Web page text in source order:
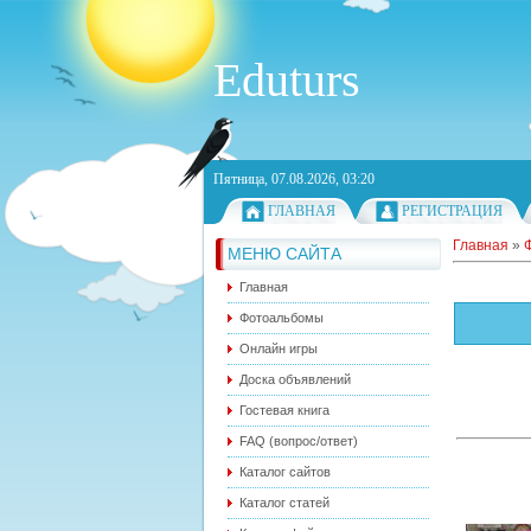
Eduturs
Пятница, 07.08.2026, 03:20
ГЛАВНАЯ
РЕГИСТРАЦИЯ
МЕНЮ САЙТА
Главная
Фотоальбомы
Онлайн игры
Доска объявлений
Гостевая книга
FAQ (вопрос/ответ)
Каталог сайтов
Каталог статей
Главная »